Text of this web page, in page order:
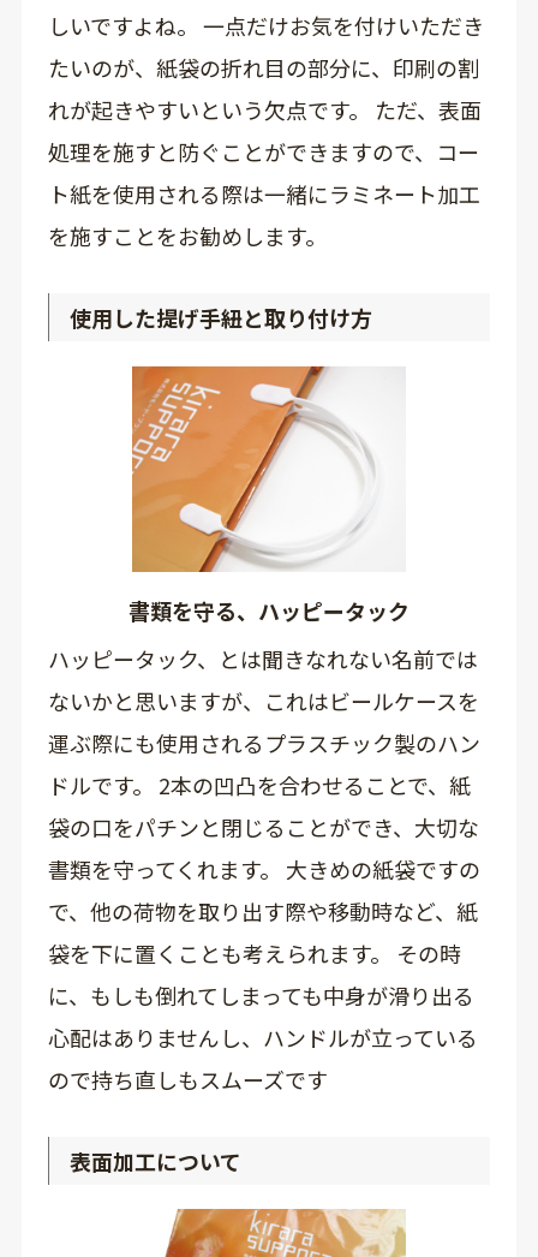
しいですよね。 一点だけお気を付けいただき
たいのが、紙袋の折れ目の部分に、印刷の割
れが起きやすいという欠点です。 ただ、表面
処理を施すと防ぐことができますので、コー
ト紙を使用される際は一緒にラミネート加工
を施すことをお勧めします。
使用した提げ手紐と取り付け方
書類を守る、ハッピータック
ハッピータック、とは聞きなれない名前では
ないかと思いますが、これはビールケースを
運ぶ際にも使用されるプラスチック製のハン
ドルです。 2本の凹凸を合わせることで、紙
袋の口をパチンと閉じることができ、大切な
書類を守ってくれます。 大きめの紙袋ですの
で、他の荷物を取り出す際や移動時など、紙
袋を下に置くことも考えられます。 その時
に、もしも倒れてしまっても中身が滑り出る
心配はありませんし、ハンドルが立っている
ので持ち直しもスムーズです
表面加工について